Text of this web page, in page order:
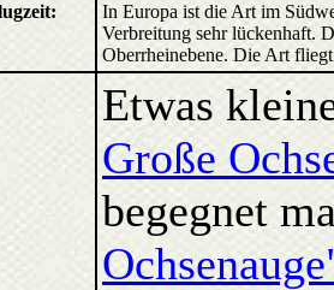
In Europa ist die Art im
Verbreitung sehr lückenhaft.
Oberrheinebene. Die Art
Etwas
Große
begegnet